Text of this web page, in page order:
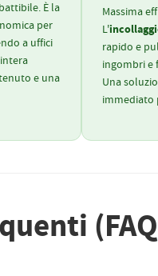
È la
per
a uffici
e una
Massima
L'
rapido e
ingombri e
Una
immediato